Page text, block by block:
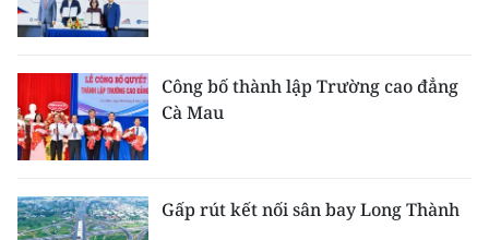
Công bố thành lập Trường cao đẳng
Cà Mau
Gấp rút kết nối sân bay Long Thành